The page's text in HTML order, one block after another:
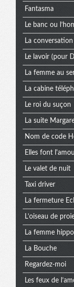
Fantasma
Le banc ou
La conversation
Le lavoir (pour
La femme au
La cabine
Le roi du suçon
La suite
Nom de code
Elles font
Le valet de nuit
Taxi driver
La fermeture
L’oiseau de
La femme
La Bouche
Regardez-moi
Les feux de